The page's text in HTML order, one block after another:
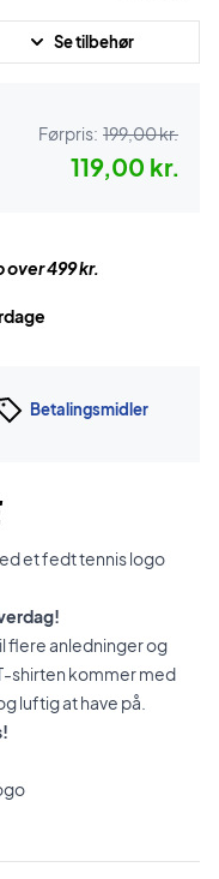
Se tilbehør
Førpris: 199,00 kr.
119,00 kr.
over 499 kr.
Betalingsmidler
et fedt tennis logo
flere anledninger og
shirten kommer med
luftig at have på.